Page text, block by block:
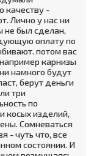
качеству -
Лично у нас ни
не был сделан,
оплату по
потом вас
карнизы
намного будут
берут деньги
три
по
косых изделий,
Сомневаться
- чуть что, все
состоянии. И